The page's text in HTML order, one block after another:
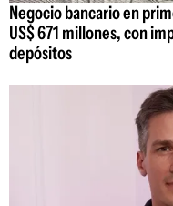
Negocio bancario en
US$ 671 millones, con
depósitos